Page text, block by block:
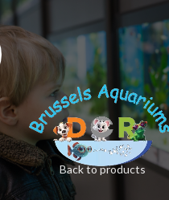
Back to products